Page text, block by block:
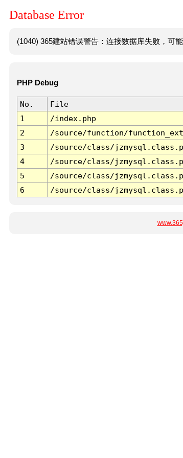
Database Error
(1040) 365建站错误警告：连接数据库失败，可
PHP Debug
No. File
1
/index.php
2
/source/function/
3
/source/class/
4
/source/class/
5
/source/class/
6
/source/class/